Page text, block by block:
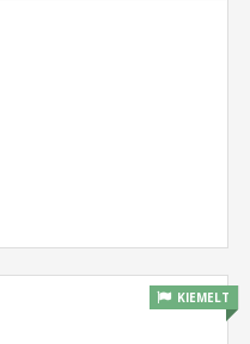
KIEMELT